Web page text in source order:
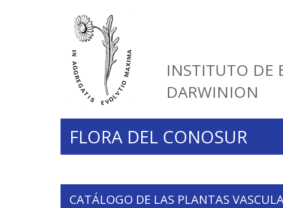
INSTITUTO DE
DARWINION
FLORA DEL CONOSUR
CATÁLOGO DE LAS PLANTAS